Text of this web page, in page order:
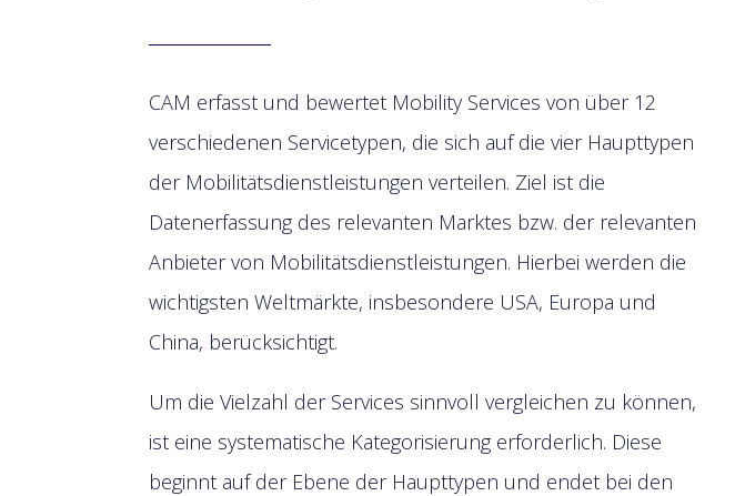
CAM erfasst und bewertet Mobility Services von über 12
verschiedenen Servicetypen, die sich auf die vier Haupttypen
der Mobilitätsdienstleistungen verteilen. Ziel ist die
Datenerfassung des relevanten Marktes bzw. der relevanten
Anbieter von Mobilitätsdienstleistungen. Hierbei werden die
wichtigsten Weltmärkte, insbesondere USA, Europa und
China, berücksichtigt.
Um die Vielzahl der Services sinnvoll vergleichen zu können,
ist eine systematische Kategorisierung erforderlich. Diese
beginnt auf der Ebene der Haupttypen und endet bei den